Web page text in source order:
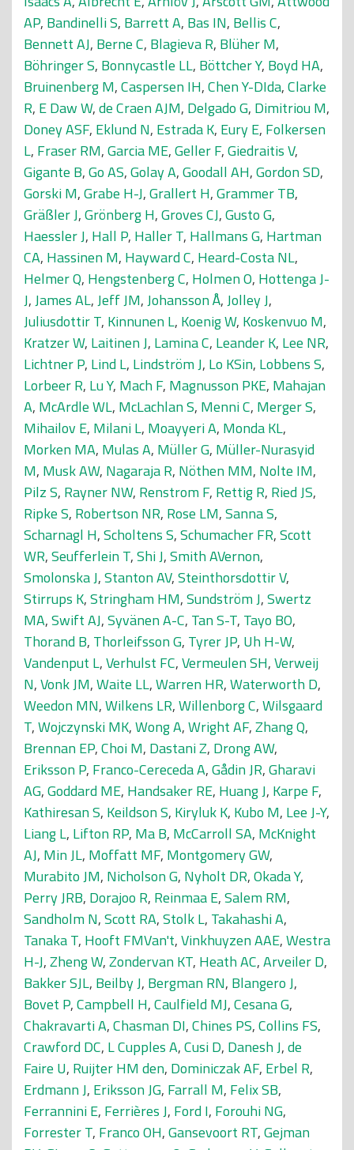
AP, Bandinelli S, Barrett A, Bas IN, Bellis C,
Bennett AJ, Berne C, Blagieva R, Blüher M,
Böhringer S, Bonnycastle LL, Böttcher Y, Boyd HA,
Bruinenberg M,Caspersen IH,Chen Y-DIda,Clarke
R, E Daw W,de Craen AJM, Delgado G, Dimitriou M,
Doney ASF, Eklund N, Estrada K, Eury E, Folkersen
L, Fraser RM,Garcia ME,Geller F,Giedraitis V,
Gigante B,Go AS,Golay A,Goodall AH,Gordon SD,
Gorski M,Grabe H-J,Grallert H,Grammer TB,
Gräßler J,Grönberg H,Groves CJ,Gusto G,
Haessler J, Hall P, Haller T, Hallmans G, Hartman
CA, Hassinen M, Hayward C, Heard-Costa NL,
Helmer Q, Hengstenberg C, Holmen O, Hottenga J-
J,James AL,Jeff JM,Johansson Å,Jolley J,
Juliusdottir T, Kinnunen L, Koenig W, Koskenvuo M,
Kratzer W, Laitinen J, Lamina C, Leander K, Lee NR,
Lichtner P, Lind L, Lindström J, Lo KSin, Lobbens S,
Lorbeer R, Lu Y, Mach F, Magnusson PKE, Mahajan
A, McArdle WL, McLachlan S, Menni C, Merger S,
Mihailov E, Milani L, Moayyeri A, Monda KL,
Morken MA, Mulas A, Müller G, Müller-Nurasyid
M, Musk AW, Nagaraja R, Nöthen MM, Nolte IM,
Pilz S, Rayner NW, Renstrom F, Rettig R, Ried JS,
Ripke S, Robertson NR, Rose LM,Sanna S,
Scharnagl H,Scholtens S,Schumacher FR,Scott
WR,Seufferlein T,Shi J,Smith AVernon,
Smolonska J,Stanton AV,Steinthorsdottir V,
Stirrups K,Stringham HM,Sundström J,Swertz
MA,Swift AJ,Syvänen A-C, Tan S-T, Tayo BO,
Thorand B, Thorleifsson G, Tyrer JP, Uh H-W,
Vandenput L,Verhulst FC,Vermeulen SH,Verweij
N,Vonk JM,Waite LL,Warren HR,Waterworth D,
Weedon MN,Wilkens LR,Willenborg C,Wilsgaard
T,Wojczynski MK,Wong A,Wright AF,Zhang Q,
Brennan EP,Choi M, Dastani Z, Drong AW,
Eriksson P, Franco-Cereceda A,Gådin JR,Gharavi
AG,Goddard ME, Handsaker RE, Huang J, Karpe F,
Kathiresan S, Keildson S, Kiryluk K, Kubo M, Lee J-Y,
Liang L, Lifton RP, Ma B, McCarroll SA, McKnight
AJ, Min JL, Moffatt MF, Montgomery GW,
Murabito JM, Nicholson G, Nyholt DR,Okada Y,
Perry JRB, Dorajoo R, Reinmaa E,Salem RM,
Sandholm N,Scott RA,Stolk L, Takahashi A,
Tanaka T, Hooft FMVan't,Vinkhuyzen AAE,Westra
H-J,Zheng W,Zondervan KT, Heath AC,Arveiler D,
Bakker SJL, Beilby J, Bergman RN, Blangero J,
Bovet P,Campbell H,Caulfield MJ,Cesana G,
Chakravarti A,Chasman DI,Chines PS,Collins FS,
Crawford DC, L Cupples A,Cusi D, Danesh J,de
Faire U, Ruijter HM den, Dominiczak AF, Erbel R,
Erdmann J, Eriksson JG, Farrall M, Felix SB,
Ferrannini E, Ferrières J, Ford I, Forouhi NG,
Forrester T, Franco OH,Gansevoort RT,Gejman